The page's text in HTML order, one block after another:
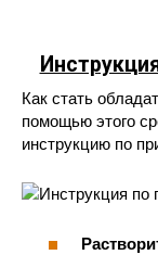
Как стать
помощью этого
инструкцию по